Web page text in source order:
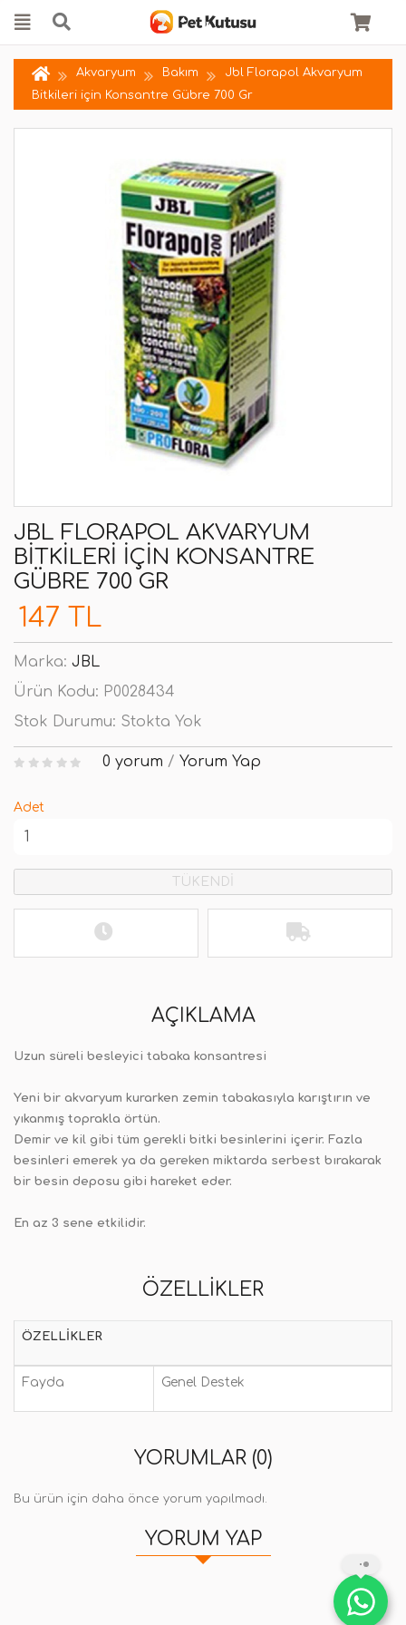
Akvaryum Bakım
Jbl Florapol Akvaryum
Bitkileri için Konsantre Gübre 700 Gr
JBL FLORAPOL AKVARYUM
BITKILERI IÇIN KONSANTRE
GÜBRE 700 GR
147 TL
Marka: JBL
Ürün Kodu: P0028434
Stok Durumu: Stokta Yok
0 yorum / Yorum Yap
Adet
TÜKENDİ
AÇIKLAMA
Uzun süreli besleyici tabaka konsantresi
Yeni bir akvaryum kurarken zemin tabakasıyla karıştırın ve
yıkanmış toprakla örtün.
Demir ve kil gibi tüm gerekli bitki besinlerini içerir. Fazla
besinleri emerek ya da gereken miktarda serbest bırakarak
bir besin deposu gibi hareket eder.
En az 3 sene etkilidir.
ÖZELLIKLER
ÖZELLIKLER
Fayda Genel Destek
YORUMLAR (0)
Bu ürün için daha önce yorum yapılmadı.
YORUM YAP